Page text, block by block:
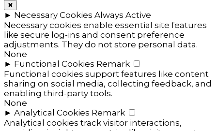
✖
► Necessary Cookies Always Active
Necessary cookies enable essential site features
like secure log-ins and consent preference
adjustments. They do not store personal data.
None
► Functional Cookies Remark
Functional cookies support features like content
sharing on social media, collecting feedback, and
enabling third-party tools.
None
► Analytical Cookies Remark
Analytical cookies track visitor interactions,